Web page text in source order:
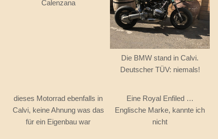
Calenzana
Die BMW stand in Calvi.
Deutscher TÜV: niemals!
dieses Motorrad ebenfalls in
Calvi, keine Ahnung was das
für ein Eigenbau war
Eine Royal Enfiled …
Englische Marke, kannte ich
nicht